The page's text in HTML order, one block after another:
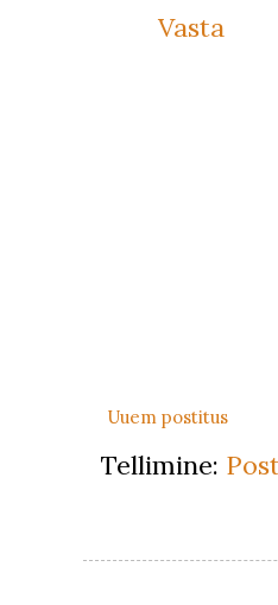
Vasta
Uuem postitus
Tellimine: